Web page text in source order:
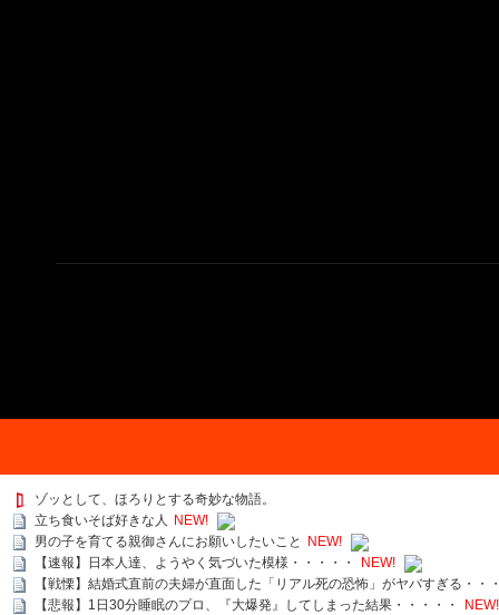
ゾッとして、ほろりとする奇妙な物語。
立ち食いそば好きな人
NEW!
男の子を育てる親御さんにお願いしたいこと
NEW!
【速報】日本人達、ようやく気づいた模様・・・・・
NEW!
【戦慄】結婚式直前の夫婦が直面した「リアル死の恐怖」がヤバすぎる・・
【悲報】1日30分睡眠のプロ、『大爆発』してしまった結果・・・・・
NEW!